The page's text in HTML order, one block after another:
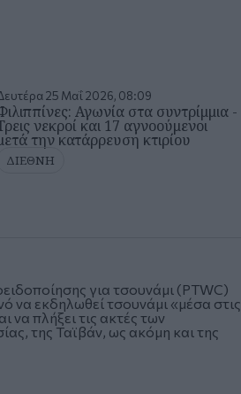
25 Μαΐ 2026, 08:09
Αγωνία στα συντρίμμια -
νεκροί και 17 αγνοούμενοι
την κατάρρευση κτιρίου
ΔΙΕΘΝΗ
για τσουνάμι (PTWC)
να εκδηλωθεί τσουνάμι «μέσα στις
να πλήξει τις ακτές των
της Ταϊβάν, ως ακόμη και της